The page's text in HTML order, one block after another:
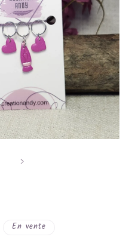
En vente